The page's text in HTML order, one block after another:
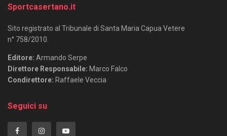
Sportcasertano.it
Sito registrato al Tribunale di Santa Maria Capua Vetere
n° 758/2010.
Editore: Armando Serpe
Direttore Responsabile: Marco Falco
Condirettore: Raffaele Veccia
Seguici su